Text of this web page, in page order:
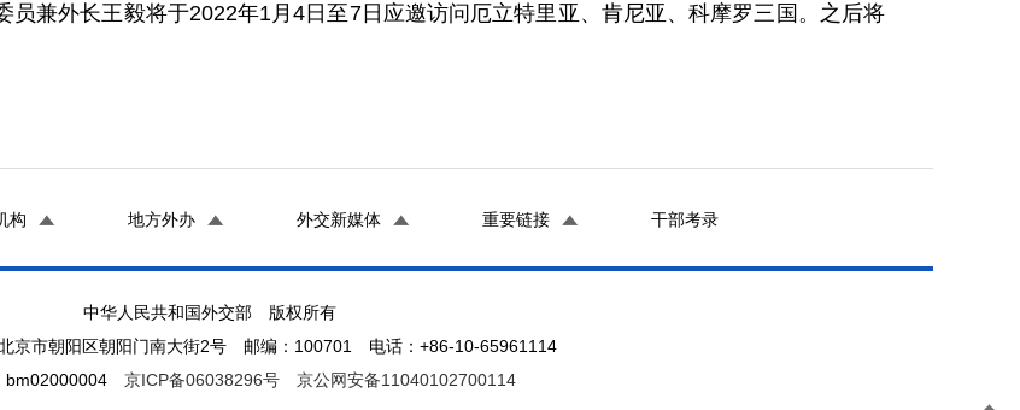
员兼外长王毅将于2022年1月4日至7日应邀访问厄立特里亚、肯尼亚、科摩罗三国。之后将
构 地方外办 外交新媒体 重要链接 干部考录
中华人民共和国外交部 版权所有
京市朝阳区朝阳门南大街2号 邮编：100701 电话：+86-10-65961114
bm02000004 京ICP备06038296号 京公网安备11040102700114